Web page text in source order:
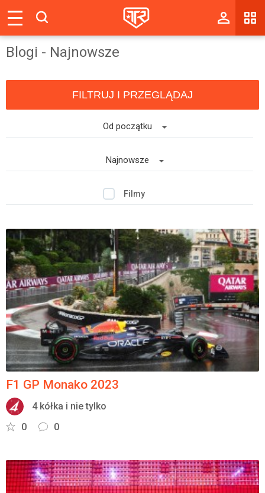
Tablica
Wyniki
Blogi
Galerie
Zaloguj się
Załóż konto
Blogi - Najnowsze
FILTRUJ I PRZEGLĄDAJ
Od początku
Najnowsze
Filmy
F1 GP Monako 2023
4 kółka i nie tylko
0
0